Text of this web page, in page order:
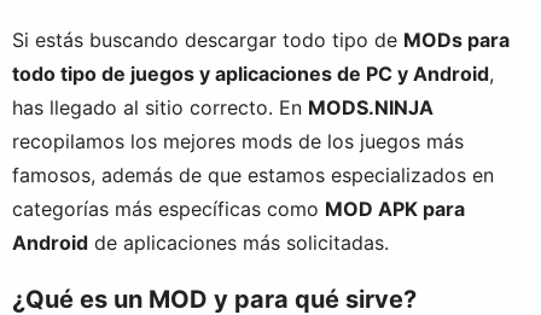
Si estás buscando descargar todo tipo de MODs para
todo tipo de juegos y aplicaciones de PC y Android,
has llegado al sitio correcto. En MODS.NINJA
recopilamos los mejores mods de los juegos más
famosos, además de que estamos especializados en
categorías más específicas como MOD APK para
Android de aplicaciones más solicitadas.
¿Qué es un MOD y para qué sirve?